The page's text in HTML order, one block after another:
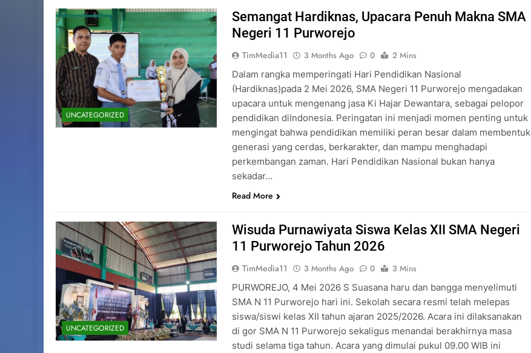
UNCATEGORIZED
Semangat Hardiknas, Upacara Penuh Makna SMA
Negeri 11 Purworejo
TimMedia11 3 Months Ago 0
2 Mins
Dalam rangka memperingati Hari Pendidikan Nasional
(Hardiknas)pada 2 Mei 2026, SMA Negeri 11 Purworejo mengadakan
upacara untuk mengenang jasa Ki Hajar Dewantara, sebagai pelopor
pendidikan diIndonesia. Peringatan ini menjadi momen penting untuk
mengingat bahwa pendidikan memiliki peran besar dalam membentuk
generasi yang cerdas, berkarakter, dan mampu menghadapi
perkembangan zaman. Hari Pendidikan Nasional bukan hanya
sekadar…
Read More
UNCATEGORIZED
Wisuda Purnawiyata Siswa Kelas XII SMA Negeri
11 Purworejo Tahun 2026
TimMedia11 3 Months Ago 0
3 Mins
PURWOREJO, 4 Mei 2026 S Suasana haru dan bangga menyelimuti
SMA N 11 Purworejo hari ini. Sekolah secara resmi telah melepas
siswa/siswi kelas XII tahun ajaran 2025/2026. Acara ini dilaksanakan
di gor SMA N 11 Purworejo sekaligus menandai berakhirnya masa
studi selama tiga tahun. Acara yang dimulai pukul 09.00 WIB ini